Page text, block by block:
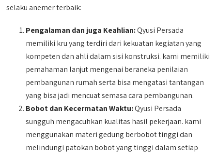
selaku anemer terbaik:
Pengalaman dan juga Keahlian:Qyusi Persada
memiliki kru yang terdiri dari kekuatan kegiatan yang
kompeten dan ahli dalam sisi konstruksi. kami memiliki
pemahaman lanjut mengenai beraneka penilaian
pembangunan rumah serta bisa mengatasi tantangan
yang bisa jadi mencuat semasa cara pembangunan.
Bobot dan Kecermatan Waktu:Qyusi Persada
sungguh mengacuhkan kualitas hasil pekerjaan. kami
menggunakan materi gedung berbobot tinggi dan
melindungi patokan bobot yang tinggi dalam setiap